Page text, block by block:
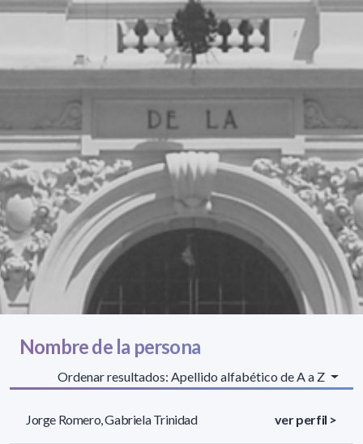
Nombre de la persona
Ordenar resultados: Apellido alfabético de A a Z
Jorge Romero, Gabriela Trinidad ver perfil >